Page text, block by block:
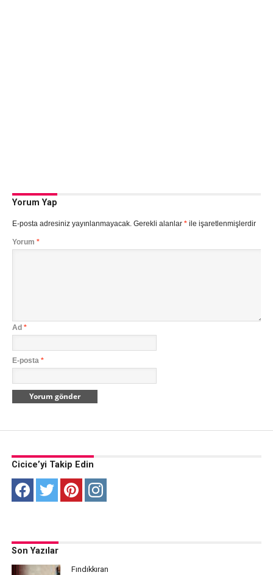
Yorum Yap
E-posta adresiniz yayınlanmayacak. Gerekli alanlar *ile işaretlenmişlerdir
Yorum *
Ad *
E-posta *
Cicice’yi Takip Edin
Son Yazılar
Fındıkkıran